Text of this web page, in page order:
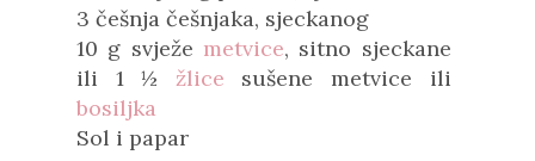
3 češnja češnjaka, sjeckanog
10 g svježe metvice, sitno sjeckane
ili 1 ½ žlice sušene metvice ili
bosiljka
Sol i papar